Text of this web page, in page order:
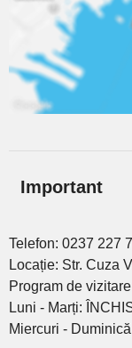
Important
Telefon: 0237 227
Locație: Str. Cuza
Program de
Luni - Marți:
Miercuri -